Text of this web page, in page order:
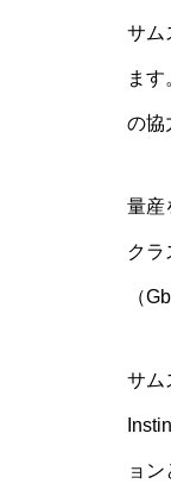
サム
ま
の協
量産
ク
（
サム
ョン